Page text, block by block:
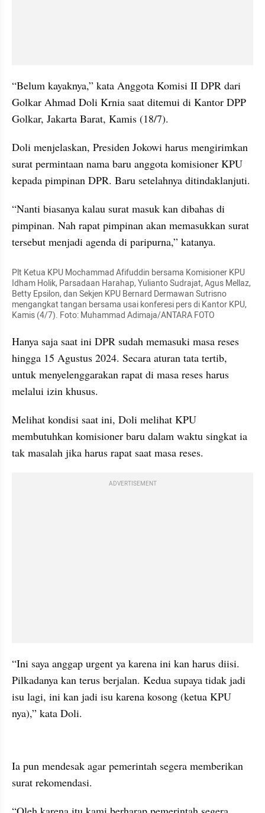
“Belum kayaknya,” kata Anggota Komisi II DPR dari
Golkar Ahmad Doli Krnia saat ditemui di Kantor DPP
Golkar, Jakarta Barat, Kamis (18/7).
Doli menjelaskan, Presiden Jokowi harus mengirimkan
surat permintaan nama baru anggota komisioner KPU
kepada pimpinan DPR. Baru setelahnya ditindaklanjuti.
“Nanti biasanya kalau surat masuk kan dibahas di
pimpinan. Nah rapat pimpinan akan memasukkan surat
tersebut menjadi agenda di paripurna,” katanya.
Plt Ketua KPU Mochammad Afifuddin bersama Komisioner KPU
Idham Holik, Parsadaan Harahap, Yulianto Sudrajat, Agus Mellaz,
Betty Epsilon, dan Sekjen KPU Bernard Dermawan Sutrisno
mengangkat tangan bersama usai konferesi pers di Kantor KPU,
Kamis (4/7). Foto: Muhammad Adimaja/ANTARA FOTO
Hanya saja saat ini DPR sudah memasuki masa reses
hingga 15 Agustus 2024. Secara aturan tata tertib,
untuk menyelenggarakan rapat di masa reses harus
melalui izin khusus.
Melihat kondisi saat ini, Doli melihat KPU
membutuhkan komisioner baru dalam waktu singkat ia
tak masalah jika harus rapat saat masa reses.
ADVERTISEMENT
“Ini saya anggap urgent ya karena ini kan harus diisi.
Pilkadanya kan terus berjalan. Kedua supaya tidak jadi
isu lagi, ini kan jadi isu karena kosong (ketua KPU
nya),” kata Doli.
Ia pun mendesak agar pemerintah segera memberikan
surat rekomendasi.